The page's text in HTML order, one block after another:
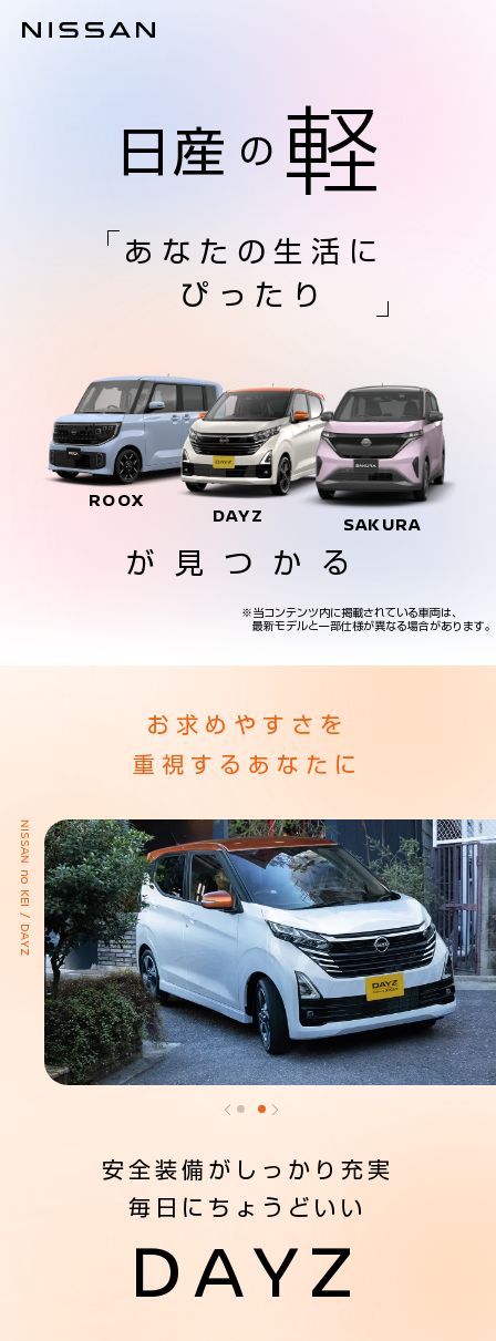
日産 の 軽
あなたの生活に
ぴったり
が見つかる
ROOX
DAYZ
SAKURA
※当コンテンツ内に掲載されている車両は、
最新モデルと一部仕様が異なる場合があります。
お求めやすさを
重視するあなたに
NISSAN no KEI / DAYZ
安全装備がしっかり充実
毎日にちょうどいい
DAYZ